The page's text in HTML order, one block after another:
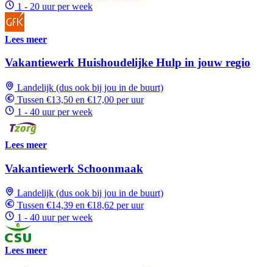
1 - 20 uur per week
Lees meer
Vakantiewerk Huishoudelijke Hulp in jouw regio
Landelijk (dus ook bij jou in de buurt)
Tussen €13,50 en €17,00 per uur
1 - 40 uur per week
Lees meer
Vakantiewerk Schoonmaak
Landelijk (dus ook bij jou in de buurt)
Tussen €14,39 en €18,62 per uur
1 - 40 uur per week
Lees meer